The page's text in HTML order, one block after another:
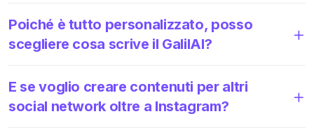
Poiché è tutto personalizzato, posso
scegliere cosa scrive il GalilAI?
E se voglio creare contenuti per altri
social network oltre a Instagram?